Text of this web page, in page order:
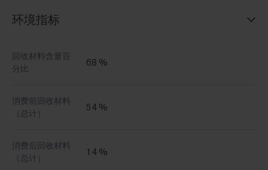
环境指标
回收材料含量百
分比
68 %
消费前回收材料
（总计）
54 %
消费后回收材料
（总计）
14 %